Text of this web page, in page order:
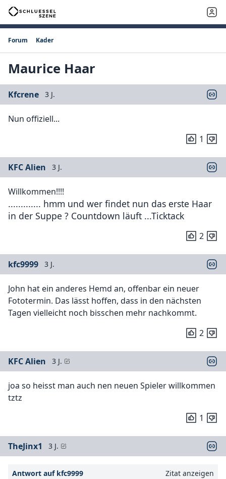
Forum Kader
Maurice Haar
Kfcrene 3 J.
Nun offiziell...
1
KFC Alien 3 J.
Willkommen!!!!
............. hmm und wer findet nun das erste Haar
in der Suppe ? Countdown läuft ...Ticktack
2
kfc9999 3 J.
John hat ein anderes Hemd an, offenbar ein neuer
Fototermin. Das lässt hoffen, dass in den nächsten
Tagen vielleicht noch bisschen mehr nachkommt.
2
KFC Alien 3 J.
joa so heisst man auch nen neuen Spieler willkommen
tztz
1
TheJinx1 3 J.
Antwort auf kfc9999 Zitat anzeigen